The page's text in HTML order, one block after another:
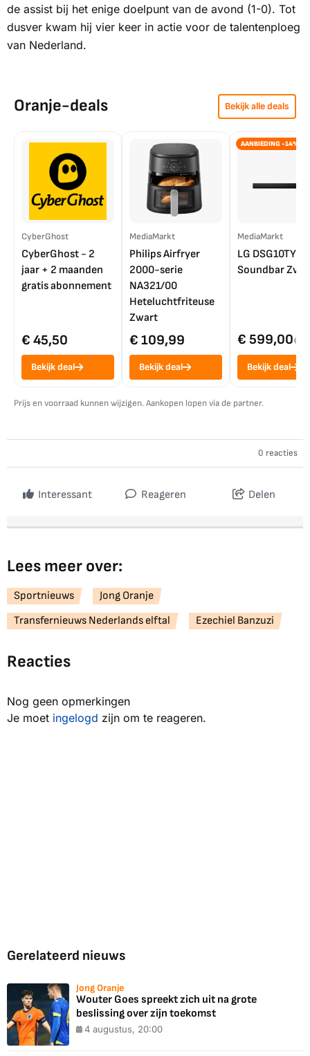
de assist bij het enige doelpunt van de avond (1-0). Tot
dusver kwam hij vier keer in actie voor de talentenploeg
van Nederland.
Oranje-deals Bekijk alle deals
CyberGhost
CyberGhost - 2
jaar + 2 maanden
gratis abonnement
€ 45,50
Bekijk deal
MediaMarkt
Philips Airfryer
2000-serie
NA321/00
Heteluchtfriteuse
Zwart
€ 109,99
Bekijk deal
AANBIEDING -14%
MediaMarkt
LG DSG10TY
Soundbar
€ 599,00€
Bekijk deal
Prijs en voorraad kunnen wijzigen. Aankopen lopen via de partner.
0 reacties
Interessant Reageren Delen
Lees meer over:
Sportnieuws
Jong Oranje
Transfernieuws Nederlands elftal
Ezechiel Banzuzi
Reacties
Nog geen opmerkingen
Je moet ingelogd zijn om te reageren.
Gerelateerd nieuws
Jong Oranje
Wouter Goes spreekt zich uit na grote
beslissing over zijn toekomst
4 augustus, 20:00